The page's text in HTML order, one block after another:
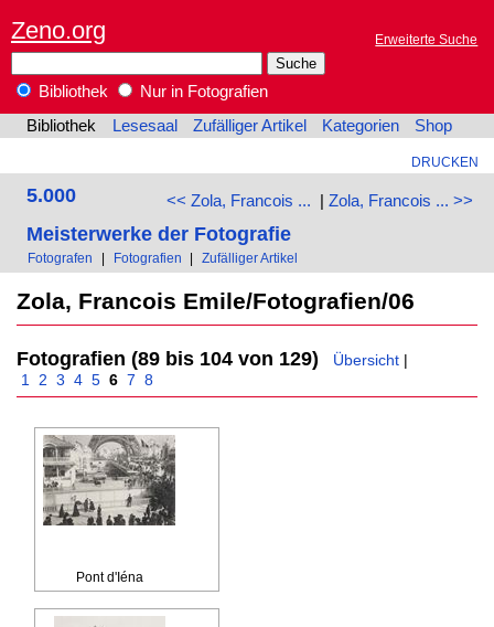
Zeno.org Erweiterte Suche
Bibliothek
Nur in Fotografien
Bibliothek
Lesesaal Zufälliger Artikel Kategorien Shop
DRUCKEN
<< Zola, Francois ... | Zola, Francois ... >>
5.000
Meisterwerke der Fotografie
Fotografen | Fotografien | Zufälliger Artikel
Zola, Francois Emile/Fotografien/06
Fotografien (89 bis 104 von 129) Übersicht |
1
2 3 4 5 6 7 8
Pont d'Iéna